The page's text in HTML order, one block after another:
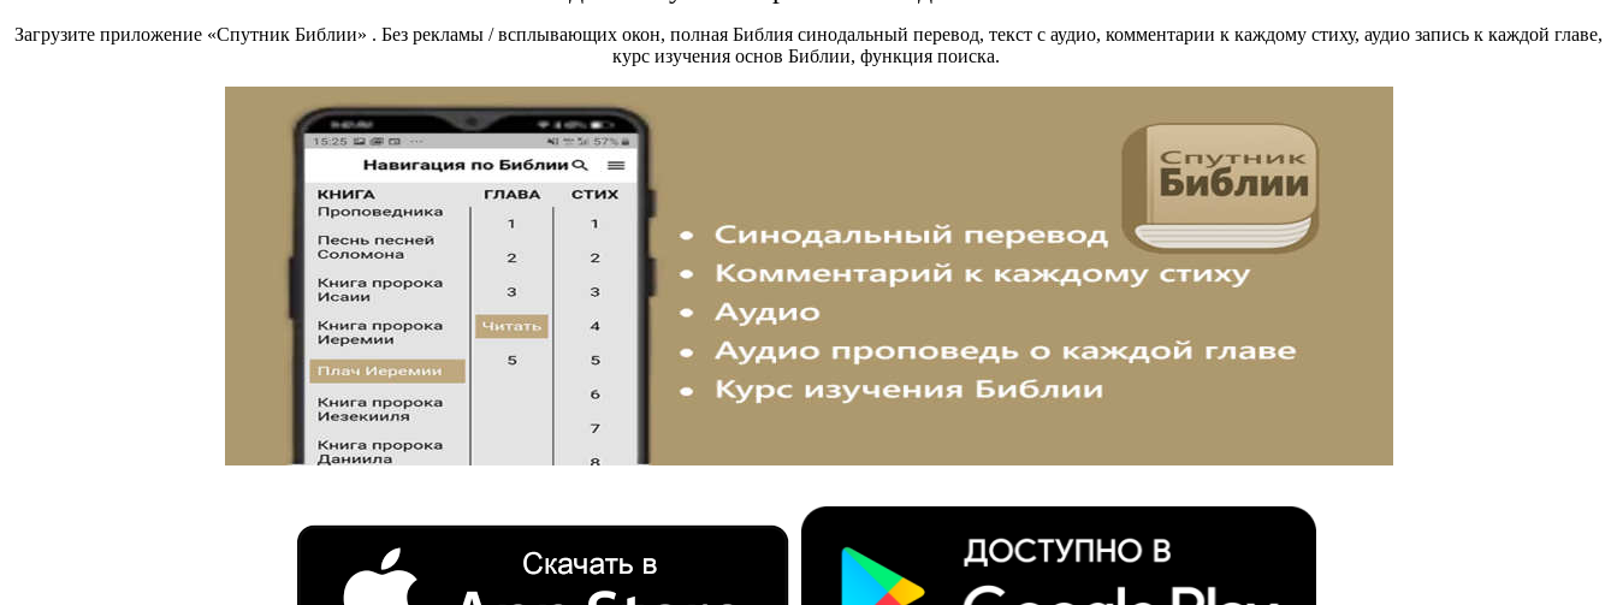
Загрузите приложение «Спутник Библии» . Без рекламы / всплывающих окон, полная Библия синодальный перевод, текст с аудио, комментарии к каждому стиху, аудио запись к каждой главе,
курс изучения основ Библии, функция поиска.